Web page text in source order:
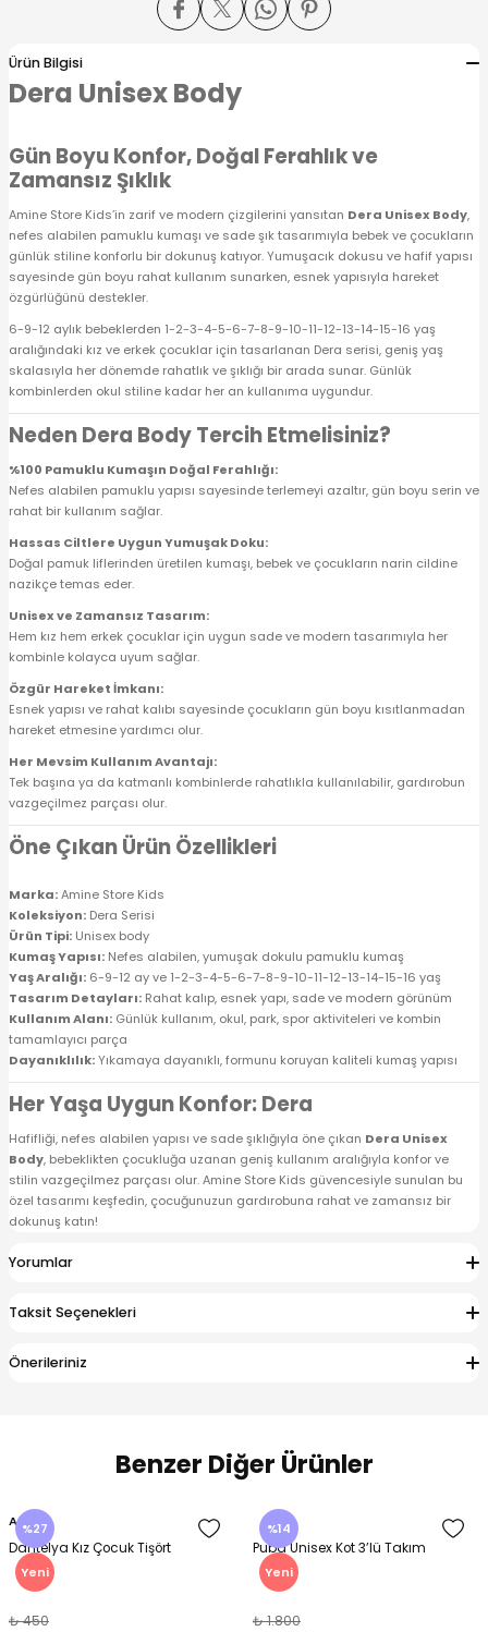
Ürün Bilgisi
Dera Unisex Body
Gün Boyu Konfor, Doğal Ferahlık ve
Zamansız Şıklık
Amine Store Kids’in zarif ve modern çizgilerini yansıtan Dera Unisex Body,
nefes alabilen pamuklu kumaşı ve sade şık tasarımıyla bebek ve çocukların
günlük stiline konforlu bir dokunuş katıyor. Yumuşacık dokusu ve hafif yapısı
sayesinde gün boyu rahat kullanım sunarken, esnek yapısıyla hareket
özgürlüğünü destekler.
6-9-12 aylık bebeklerden 1-2-3-4-5-6-7-8-9-10-11-12-13-14-15-16 yaş
aralığındaki kız ve erkek çocuklar için tasarlanan Dera serisi, geniş yaş
skalasıyla her dönemde rahatlık ve şıklığı bir arada sunar. Günlük
kombinlerden okul stiline kadar her an kullanıma uygundur.
Neden Dera Body Tercih Etmelisiniz?
%100 Pamuklu Kumaşın Doğal Ferahlığı:
Nefes alabilen pamuklu yapısı sayesinde terlemeyi azaltır, gün boyu serin ve
rahat bir kullanım sağlar.
Hassas Ciltlere Uygun Yumuşak Doku:
Doğal pamuk liflerinden üretilen kumaşı, bebek ve çocukların narin cildine
nazikçe temas eder.
Unisex ve Zamansız Tasarım:
Hem kız hem erkek çocuklar için uygun sade ve modern tasarımıyla her
kombinle kolayca uyum sağlar.
Özgür Hareket İmkanı:
Esnek yapısı ve rahat kalıbı sayesinde çocukların gün boyu kısıtlanmadan
hareket etmesine yardımcı olur.
Her Mevsim Kullanım Avantajı:
Tek başına ya da katmanlı kombinlerde rahatlıkla kullanılabilir, gardırobun
vazgeçilmez parçası olur.
Öne Çıkan Ürün Özellikleri
Marka:Amine Store Kids
Koleksiyon: Dera Serisi
Ürün Tipi: Unisex body
Kumaş Yapısı: Nefes alabilen, yumuşak dokulu pamuklu kumaş
Yaş Aralığı: 6-9-12 ay ve 1-2-3-4-5-6-7-8-9-10-11-12-13-14-15-16 yaş
Tasarım Detayları: Rahat kalıp, esnek yapı, sade ve modern görünüm
Kullanım Alanı: Günlük kullanım, okul, park, spor aktiviteleri ve kombin
tamamlayıcı parça
Dayanıklılık:Yıkamaya dayanıklı, formunu koruyan kaliteli kumaş yapısı
Her Yaşa Uygun Konfor: Dera
Hafifliği, nefes alabilen yapısı ve sade şıklığıyla öne çıkan Dera Unisex
Body, bebeklikten çocukluğa uzanan geniş kullanım aralığıyla konfor ve
stilin vazgeçilmez parçası olur. Amine Store Kids güvencesiyle sunulan bu
özel tasarımı keşfedin, çocuğunuzun gardırobuna rahat ve zamansız bir
dokunuş katın!
Yorumlar
Taksit Seçenekleri
Önerileriniz
Benzer Diğer Ürünler
%27
Yeni
Amine
Dantelya Kız Çocuk Tişört
₺ 450
%14
Yeni
Puba Unisex Kot 3’lü Takım
₺ 1.800
ve Taç